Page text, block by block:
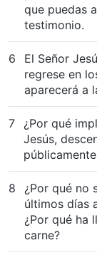
que puedas
testimonio.
6
El Señor
regrese en
aparecerá a
7
¿Por qué
Jesús,
8
¿Por qué no
últimos días
¿Por qué ha
carne?